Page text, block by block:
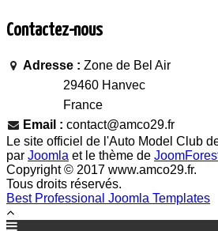
Contactez-nous
Adresse : Zone de Bel Air
29460 Hanvec
France
Email : contact@amco29.fr
Le site officiel de l'Auto Model Club
par Joomla et le thème de
Copyright © 2017 www.amco29.fr.
Tous droits réservés.
Best Professional Joomla Templates